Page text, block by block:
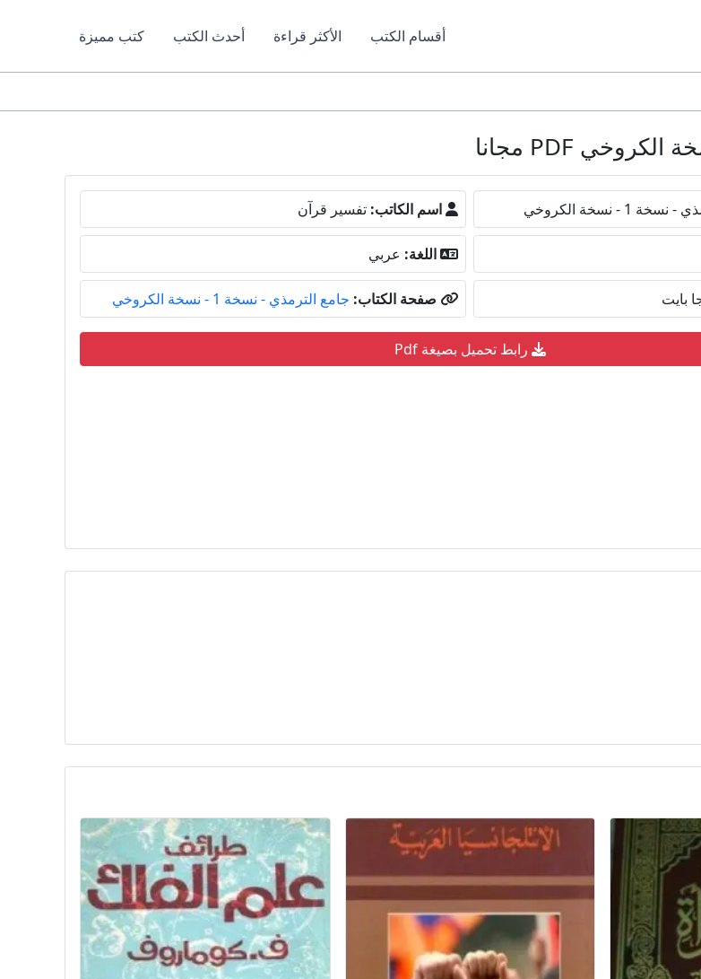
أقسام الكتب الأكثر قراءة أحدث الكتب كتب مميزة
1 - نسخة الكروخي اسم الكاتب: تفسير قرآن
اللغة: عربي
صفحة الكتاب: جامع الترمذي - نسخة 1 - نسخة الكروخي
رابط تحميل بصيغة Pdf